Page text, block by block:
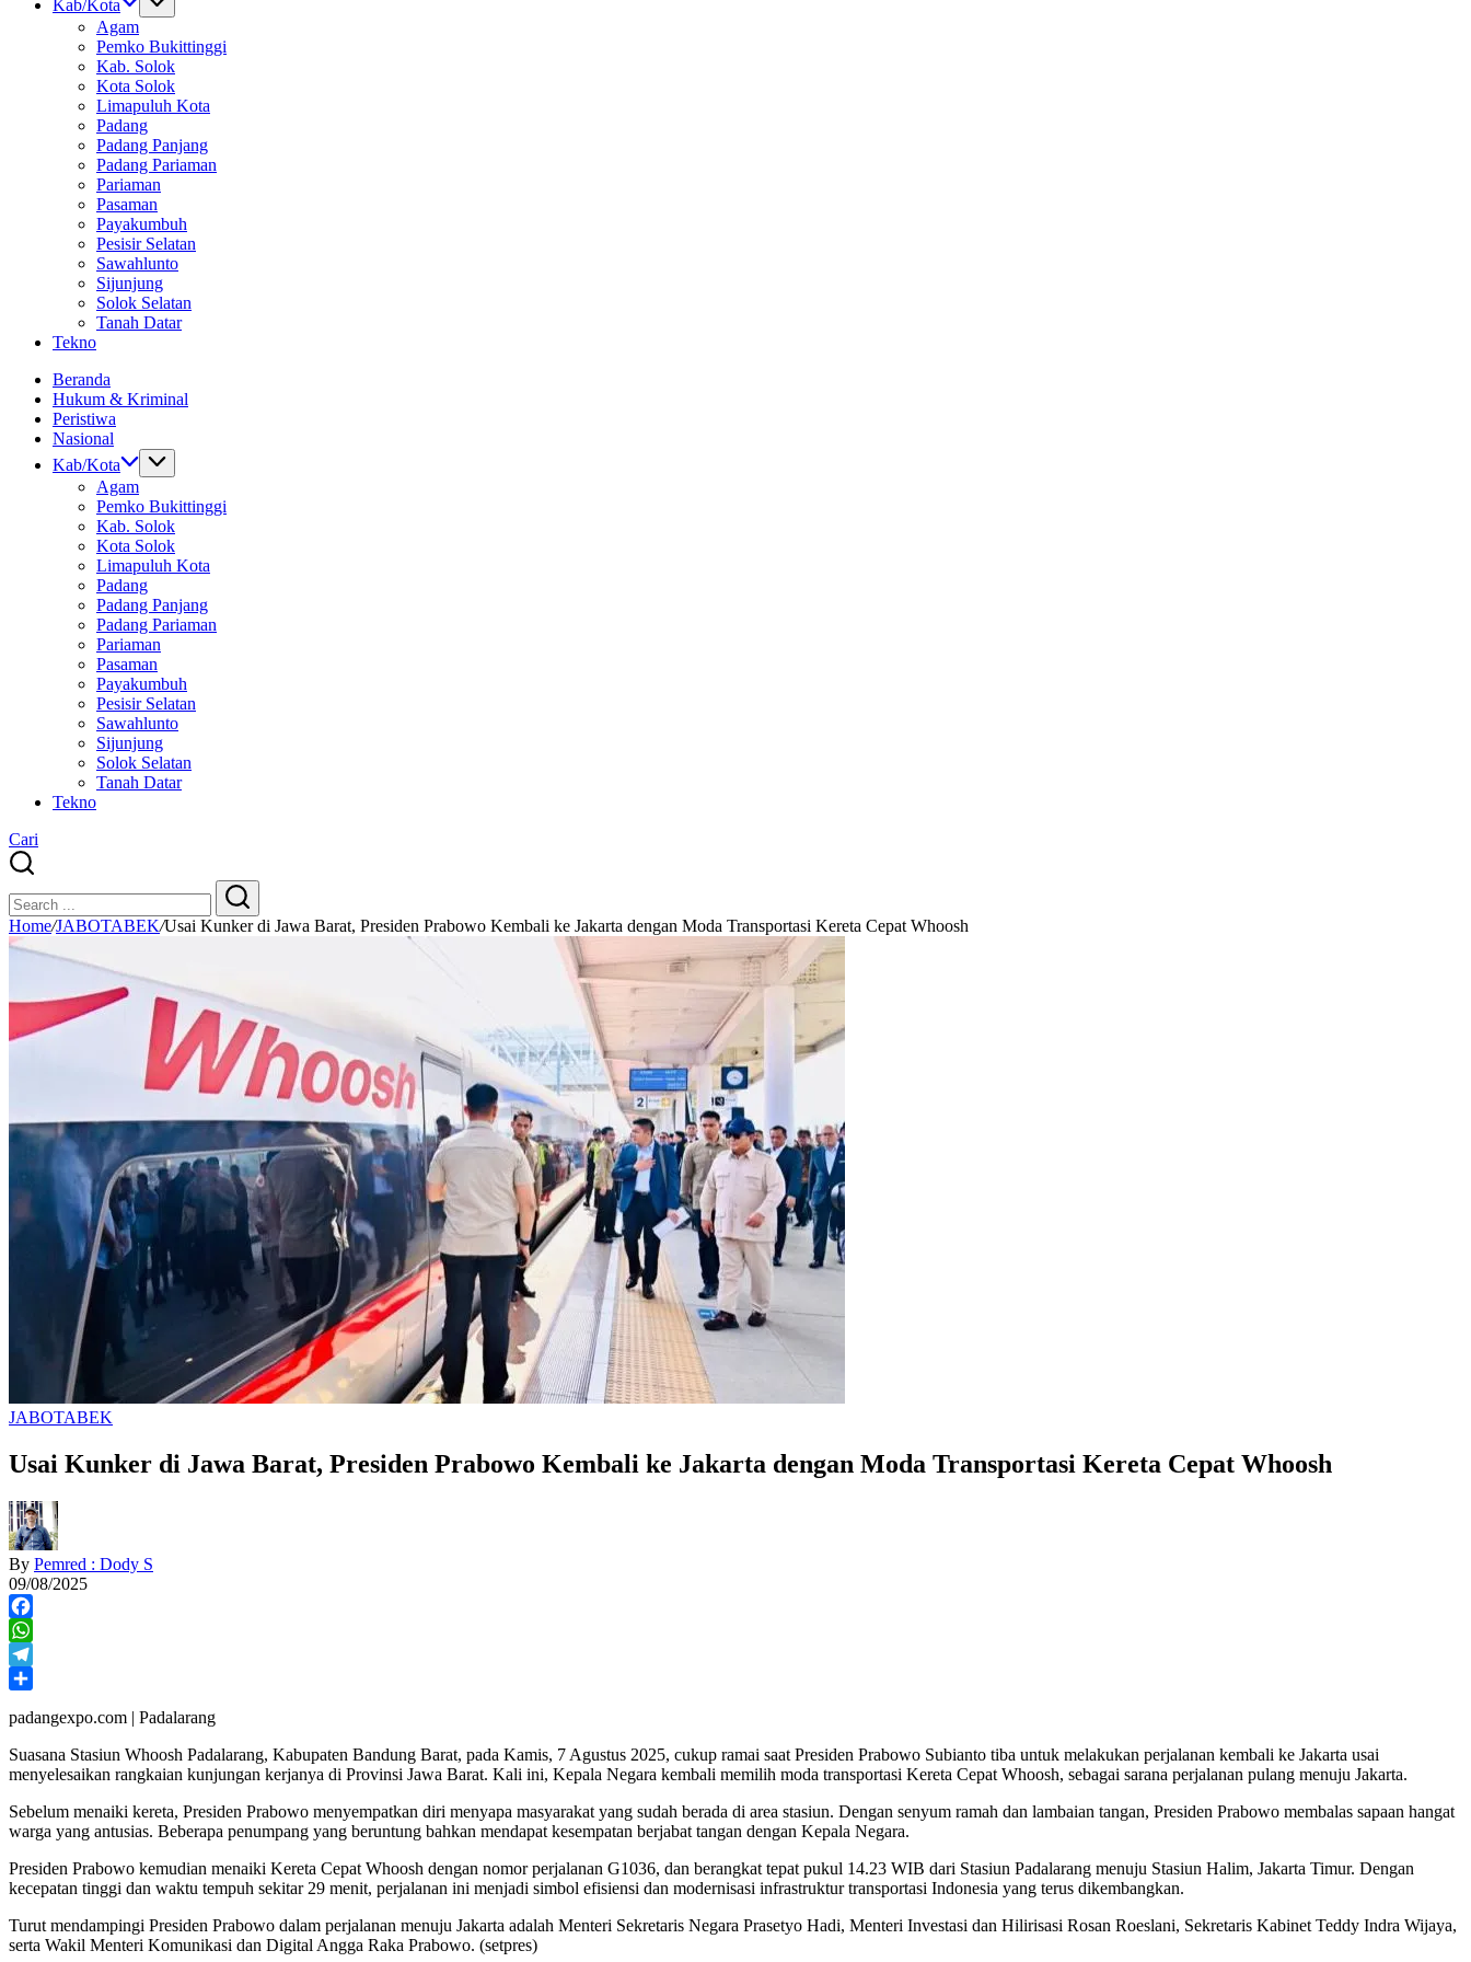
Kab/Kota
Agam
Pemko Bukittinggi
Kab. Solok
Kota Solok
Limapuluh Kota
Padang
Padang Panjang
Padang Pariaman
Pariaman
Pasaman
Payakumbuh
Pesisir Selatan
Sawahlunto
Sijunjung
Solok Selatan
Tanah Datar
Tekno
Beranda
Hukum & Kriminal
Peristiwa
Nasional
Kab/Kota
Agam
Pemko Bukittinggi
Kab. Solok
Kota Solok
Limapuluh Kota
Padang
Padang Panjang
Padang Pariaman
Pariaman
Pasaman
Payakumbuh
Pesisir Selatan
Sawahlunto
Sijunjung
Solok Selatan
Tanah Datar
Tekno
Cari
Search
Search
Home/JABOTABEK/Usai Kunker di Jawa Barat, Presiden Prabowo Kembali ke Jakarta dengan Moda Transportasi Kereta Cepat Whoosh
JABOTABEK
Usai Kunker di Jawa Barat, Presiden Prabowo Kembali ke Jakarta dengan Moda Transportasi Kereta Cepat Whoosh
By Pemred : Dody S
09/08/2025
Facebook
WhatsApp
Telegram
padangexpo.com | Padalarang
Suasana Stasiun Whoosh Padalarang, Kabupaten Bandung Barat, pada Kamis, 7 Agustus 2025, cukup ramai saat Presiden Prabowo Subianto tiba untuk melakukan perjalanan kembali ke Jakarta usai
menyelesaikan rangkaian kunjungan kerjanya di Provinsi Jawa Barat. Kali ini, Kepala Negara kembali memilih moda transportasi Kereta Cepat Whoosh, sebagai sarana perjalanan pulang menuju Jakarta.
Sebelum menaiki kereta, Presiden Prabowo menyempatkan diri menyapa masyarakat yang sudah berada di area stasiun. Dengan senyum ramah dan lambaian tangan, Presiden Prabowo membalas sapaan hangat
warga yang antusias. Beberapa penumpang yang beruntung bahkan mendapat kesempatan berjabat tangan dengan Kepala Negara.
Presiden Prabowo kemudian menaiki Kereta Cepat Whoosh dengan nomor perjalanan G1036, dan berangkat tepat pukul 14.23 WIB dari Stasiun Padalarang menuju Stasiun Halim, Jakarta Timur. Dengan
kecepatan tinggi dan waktu tempuh sekitar 29 menit, perjalanan ini menjadi simbol efisiensi dan modernisasi infrastruktur transportasi Indonesia yang terus dikembangkan.
Turut mendampingi Presiden Prabowo dalam perjalanan menuju Jakarta adalah Menteri Sekretaris Negara Prasetyo Hadi, Menteri Investasi dan Hilirisasi Rosan Roeslani, Sekretaris Kabinet Teddy Indra Wijaya,
serta Wakil Menteri Komunikasi dan Digital Angga Raka Prabowo. (setpres)